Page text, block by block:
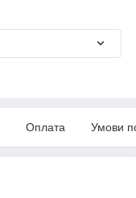
Оплата Умови